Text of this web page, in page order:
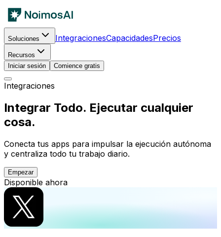
Soluciones IntegracionesCapacidadesPrecios
Recursos
Iniciar sesión
Comience gratis
Integraciones
Integrar Todo. Ejecutar cualquier
cosa.
Conecta tus apps para impulsar la ejecución autónoma
y centraliza todo tu trabajo diario.
Empezar
Disponible ahora